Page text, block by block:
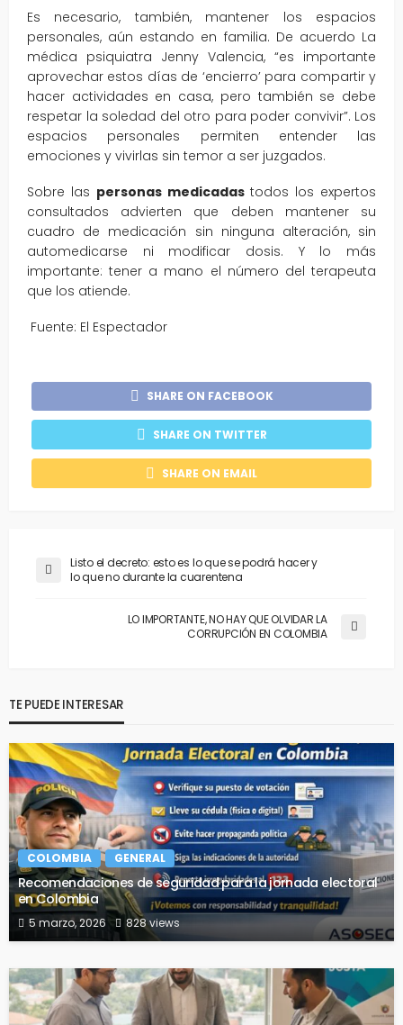
Es necesario, también, mantener los espacios
personales, aún estando en familia. De acuerdo La
médica psiquiatra Jenny Valencia, “es importante
aprovechar estos días de ‘encierro’ para compartir y
hacer actividades en casa, pero también se debe
respetar la soledad del otro para poder convivir”. Los
espacios personales permiten entender las
emociones y vivirlas sin temor a ser juzgados.
Sobre las personas medicadastodos los expertos
consultados advierten que deben mantener su
cuadro de medicación sin ninguna alteración, sin
automedicarse ni modificar dosis. Y lo más
importante: tener a mano el número del terapeuta
que los atiende.
Fuente: El Espectador
SHARE ON FACEBOOK
SHARE ON TWITTER
SHARE ON EMAIL
Listo el decreto: esto es lo que se podrá hacer y
lo que no durante la cuarentena
LO IMPORTANTE, NO HAY QUE OLVIDAR LA
CORRUPCIÓN EN COLOMBIA
TE PUEDE INTERESAR
COLOMBIA GENERAL
Recomendaciones de seguridad para la jornada electoral
en Colombia
5 marzo, 2026 828 views